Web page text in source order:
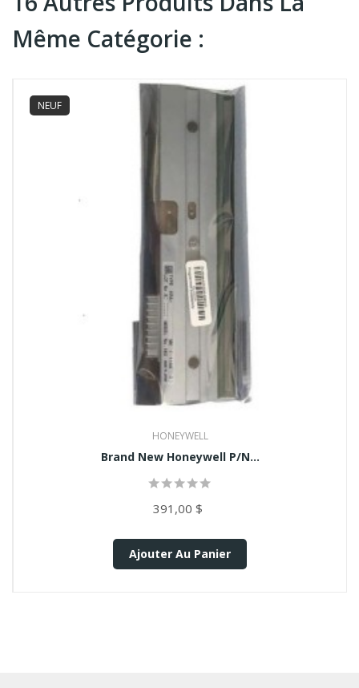
Même Catégorie :
NEUF
HONEYWELL
Brand New Honeywell P/N...
391,00 $
Ajouter Au Panier